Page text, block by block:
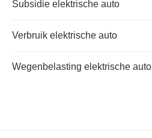
Subsidie elektrische auto
Verbruik elektrische auto
Wegenbelasting elektrische auto